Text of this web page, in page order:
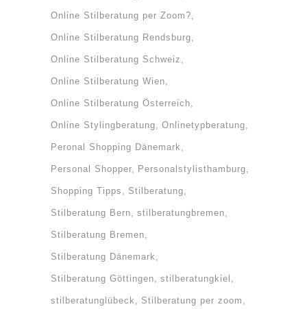
Online Stilberatung per Zoom?
Online Stilberatung Rendsburg
Online Stilberatung Schweiz
Online Stilberatung Wien
Online Stilberatung Österreich
Online Stylingberatung Onlinetypberatung
Peronal Shopping Dänemark
Personal Shopper Personalstylisthamburg
Shopping Tipps Stilberatung
Stilberatung Bern stilberatungbremen
Stilberatung Bremen
Stilberatung Dänemark
Stilberatung Göttingen stilberatungkiel
stilberatunglübeck Stilberatung per zoom